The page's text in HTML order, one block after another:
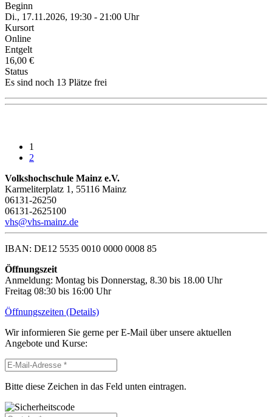
Beginn
Di., 17.11.2026, 19:30 - 21:00 Uhr
Kursort
Online
Entgelt
16,00 €
Status
Es sind noch 13 Plätze frei
1
2
Volkshochschule Mainz e.V.
Karmeliterplatz 1, 55116 Mainz
06131-26250
06131-2625100
vhs@vhs-mainz.de
IBAN: DE12 5535 0010 0000 0008 85
Öffnungszeit
Anmeldung: Montag bis Donnerstag, 8.30 bis 18.00 Uhr
Freitag 08:30 bis 16:00 Uhr
Öffnungszeiten (Details)
Wir informieren Sie gerne per E-Mail über unsere aktuellen
Angebote und Kurse:
Bitte diese Zeichen in das Feld unten eintragen.